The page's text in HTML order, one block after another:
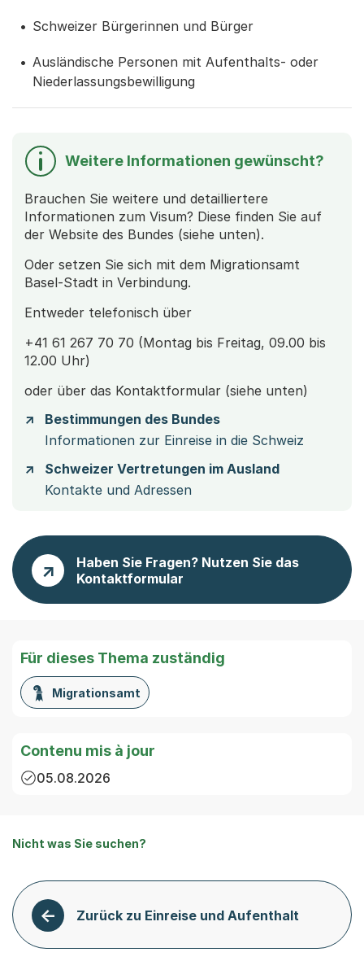
Schweizer Bürgerinnen und Bürger
Ausländische Personen mit Aufenthalts- oder
Niederlassungsbewilligung
Weitere Informationen gewünscht?
Brauchen Sie weitere und detailliertere
Informationen zum Visum? Diese finden Sie auf
der Website des Bundes (siehe unten).
Oder setzen Sie sich mit dem Migrationsamt
Basel-Stadt in Verbindung.
Entweder telefonisch über
+41 61 267 70 70 (Montag bis Freitag, 09.00 bis
12.00 Uhr)
oder über das Kontaktformular (siehe unten)
Bestimmungen des Bundes
Informationen zur Einreise in die Schweiz
Schweizer Vertretungen im Ausland
Kontakte und Adressen
Haben Sie Fragen? Nutzen Sie das
Kontaktformular
Für dieses Thema zuständig
Migrationsamt
Contenu mis à jour
05.08.2026
Nicht was Sie suchen?
Zurück zu Einreise und Aufenthalt